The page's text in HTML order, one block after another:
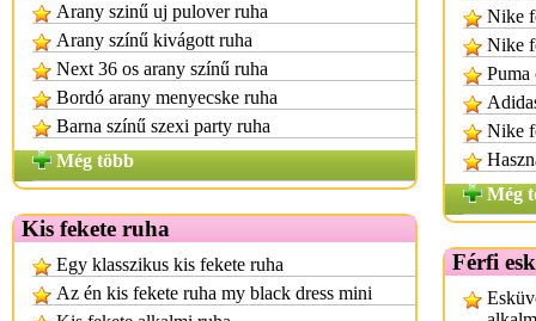
Arany szinű uj pulover ruha
Arany színű kivágott ruha
Next 36 os arany színű ruha
Bordó arany menyecske ruha
Barna színű szexi party ruha
Még több
Kis fekete ruha
Egy klasszikus kis fekete ruha
Az én kis fekete ruha my black dress mini
Nike
Nike
Puma
Nike
Még
Férfi